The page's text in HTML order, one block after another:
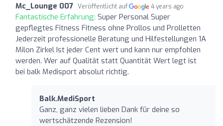
Mc_Lounge 007 Veröffentlicht auf 4 years ago
Fantastische Erfahrung: Super Personal Super
gepflegtes Fitness Fitness ohne Prollos und Prolletten
Jederzeit professionelle Beratung und Hilfestellungen 1A
Milon Zirkel Ist jeder Cent wert und kann nur empfohlen
werden. Wer auf Qualität statt Quantität Wert legt ist
bei balk Medisport absolut richtig.
Balk.MediSport
Ganz, ganz vielen lieben Dank für deine so
wertschätzende Rezension!